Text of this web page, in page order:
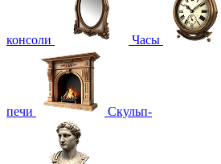
консоли Часы
печи Скульп-